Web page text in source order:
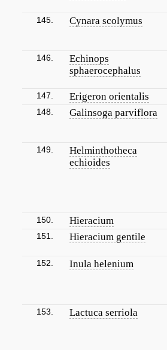
145. Cynara scolymus
146.
Echinops
sphaerocephalus
147. Erigeron orientalis
148. Galinsoga parviflora
149.
Helminthotheca
echioides
150. Hieracium
151. Hieracium gentile
152. Inula helenium
153. Lactuca serriola